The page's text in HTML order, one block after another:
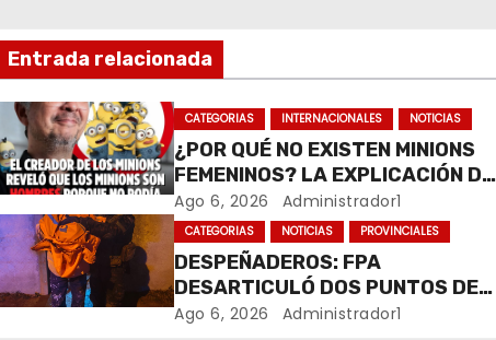
c
i
ó
n
d
e
e
Entrada relacionada
CATEGORIAS INTERNACIONALES NOTICIAS
¿POR QUÉ NO EXISTEN MINIONS
FEMENINOS? LA EXPLICACIÓN DE
SU CREADOR QUE VOLVIÓ A
VIRALIZARSE
Ago 6, 2026 Administrador1
CATEGORIAS NOTICIAS PROVINCIALES
DESPEÑADEROS: FPA
DESARTICULÓ DOS PUNTOS DE
VENTA DE DROGAS. TRES
Ago 6, 2026 Administrador1